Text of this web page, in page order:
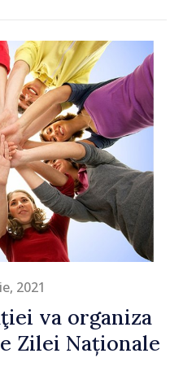
2021
va organiza
Zilei Naționale